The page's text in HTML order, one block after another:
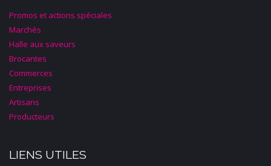
Promos et actions spéciales
Marchés
Halle aux saveurs
Brocantes
Commerces
Entreprises
Artisans
Producteurs
LIENS UTILES